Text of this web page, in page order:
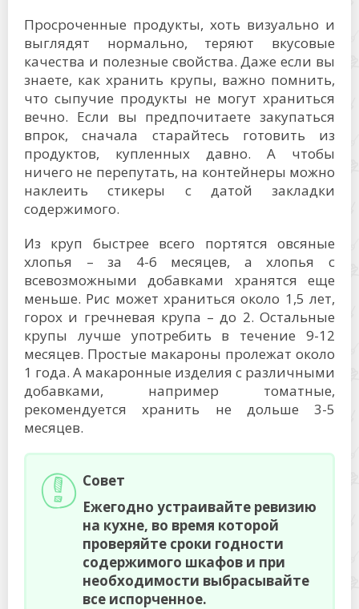
Просроченные продукты, хоть визуально и
выглядят нормально, теряют вкусовые
качества и полезные свойства. Даже если вы
знаете, как хранить крупы, важно помнить,
что сыпучие продукты не могут храниться
вечно. Если вы предпочитаете закупаться
впрок, сначала старайтесь готовить из
продуктов, купленных давно. А чтобы
ничего не перепутать, на контейнеры можно
наклеить стикеры с датой закладки
содержимого.
Из круп быстрее всего портятся овсяные
хлопья – за 4-6 месяцев, а хлопья с
всевозможными добавками хранятся еще
меньше. Рис может храниться около 1,5 лет,
горох и гречневая крупа – до 2. Остальные
крупы лучше употребить в течение 9-12
месяцев. Простые макароны пролежат около
1 года. А макаронные изделия с различными
добавками, например томатные,
рекомендуется хранить не дольше 3-5
месяцев.
Совет
Ежегодно устраивайте ревизию
на кухне, во время которой
проверяйте сроки годности
содержимого шкафов и при
необходимости выбрасывайте
все испорченное.